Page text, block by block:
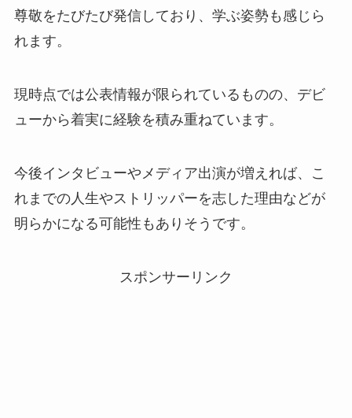
尊敬をたびたび発信しており、学ぶ姿勢も感じら
れます。
現時点では公表情報が限られているものの、デビ
ューから着実に経験を積み重ねています。
今後インタビューやメディア出演が増えれば、こ
れまでの人生やストリッパーを志した理由などが
明らかになる可能性もありそうです。
スポンサーリンク